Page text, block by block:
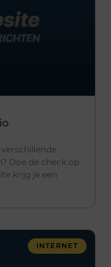
Doe de check op
krijg je een
INTERNET